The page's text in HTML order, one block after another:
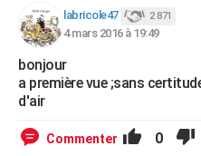
S'inscrire
Se connecter
Lycées
Collèges
Primaires
Universités
Entreprises
Service militaire
Avis de recherche
AVIS DE DÉCÈS
Bricolage
Lifestyle
Culture
Sport
Auto
Television
Voyage
Cinema
labricole47 2 871
4 mars 2016 à 19:49
bonjour
a première vue ;sans
d'air
Commenter 0